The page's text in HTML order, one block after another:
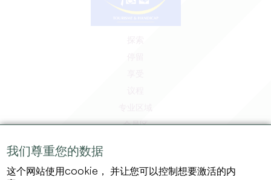
会员区
法律信息
我们尊重您的数据
这个网站使用cookie， 并让您可以控制想要激活的内